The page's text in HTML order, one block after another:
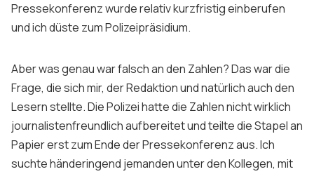
Pressekonferenz wurde relativ kurzfristig einberufen
und ich düste zum Polizeipräsidium.
Aber was genau war falsch an den Zahlen? Das war die
Frage, die sich mir, der Redaktion und natürlich auch den
Lesern stellte. Die Polizei hatte die Zahlen nicht wirklich
journalistenfreundlich aufbereitet und teilte die Stapel an
Papier erst zum Ende der Pressekonferenz aus. Ich
suchte händeringend jemanden unter den Kollegen, mit